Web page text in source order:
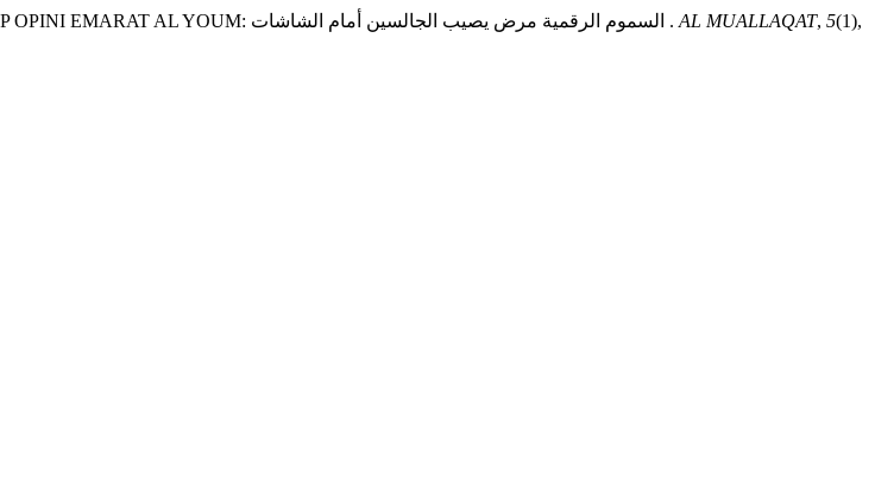
Rahmat. R, Haniah, Safaruddin, & Husnah. Z. (2025). ANALISIS LINGUISTIK TERHADAP OPINI EMARAT AL YOUM: السموم الرقمية مرض يصيب الجالسين أمام الشاشات . AL MUALLAQAT, 5(1),